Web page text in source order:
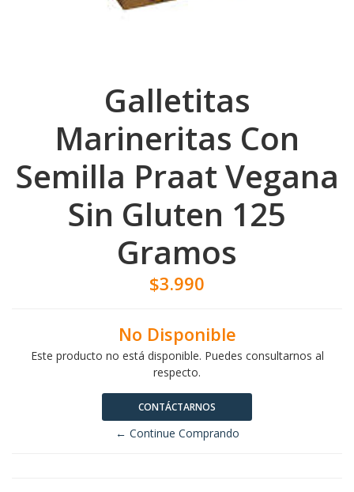
Galletitas
Marineritas Con
Semilla Praat Vegana
Sin Gluten 125
Gramos
$3.990
No Disponible
Este producto no está disponible. Puedes consultarnos al
respecto.
CONTÁCTARNOS
← Continue Comprando